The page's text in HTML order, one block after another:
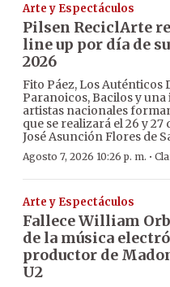
Arte y Espectáculos
Pilsen ReciclArte
line up por día de
2026
Fito Páez, Los Auténticos
Paranoicos, Bacilos y
artistas nacionales
que se realizará el 26 y
José Asunción Flores de
Agosto 7, 2026 10:26 p. m. ·
Arte y Espectáculos
Fallece William
de la música
productor de
U2